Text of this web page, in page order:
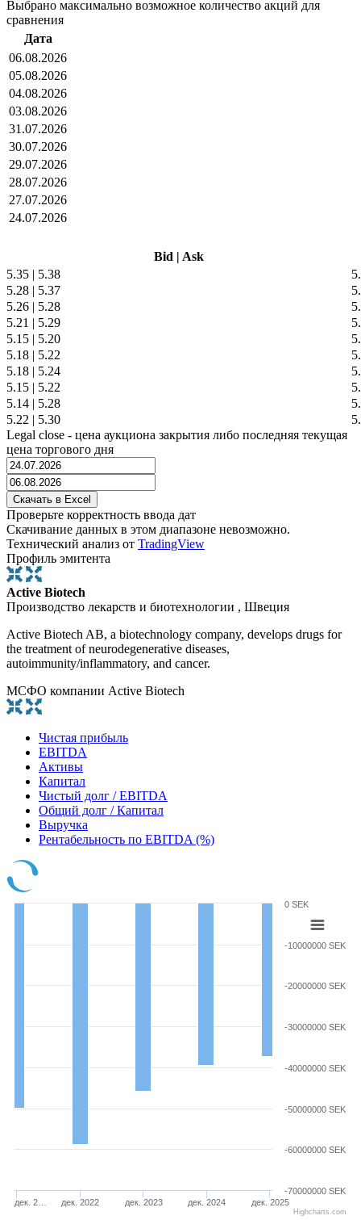
Выбрано максимально возможное количество акций для
сравнения
Дата
06.08.2026
05.08.2026
04.08.2026
03.08.2026
31.07.2026
30.07.2026
29.07.2026
28.07.2026
27.07.2026
24.07.2026
Bid | Ask
5.35 | 5.38
5.28 | 5.37
5.26 | 5.28
5.21 | 5.29
5.15 | 5.20
5.18 | 5.22
5.18 | 5.24
5.15 | 5.22
5.14 | 5.28
5.22 | 5.30
Legal close - цена аукциона закрытия либо последняя текущая
цена торгового дня
Проверьте корректность ввода дат
Скачивание данных в этом диапазоне невозможно.
Технический анализ от TradingView
Профиль эмитента
Active Biotech
Производство лекарств и биотехнологии , Швеция
Active Biotech AB, a biotechnology company, develops drugs for
the treatment of neurodegenerative diseases,
autoimmunity/inflammatory, and cancer.
МСФО компании Active Biotech
Чистая прибыль
EBITDA
Активы
Капитал
Чистый долг / EBITDA
Общий долг / Капитал
Выручка
Рентабельность по EBITDA (%)
дек. 2… дек. 2022 дек. 2023 дек. 2024 дек. 2025
-70000000 SEK
-60000000 SEK
-50000000 SEK
-40000000 SEK
-30000000 SEK
-20000000 SEK
-10000000 SEK
0 SEK
Highcharts.com